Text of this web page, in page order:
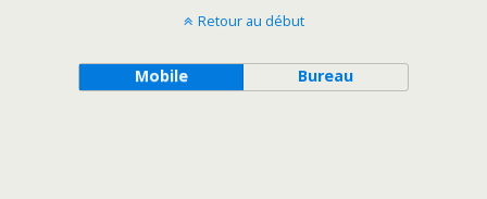
Retour au début
Mobile Bureau